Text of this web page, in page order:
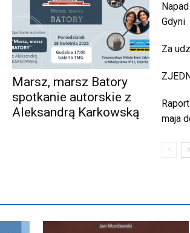
Marsz, marsz Batory
spotkanie autorskie z
Aleksandrą Karkowską
Gdyni
Za
maja